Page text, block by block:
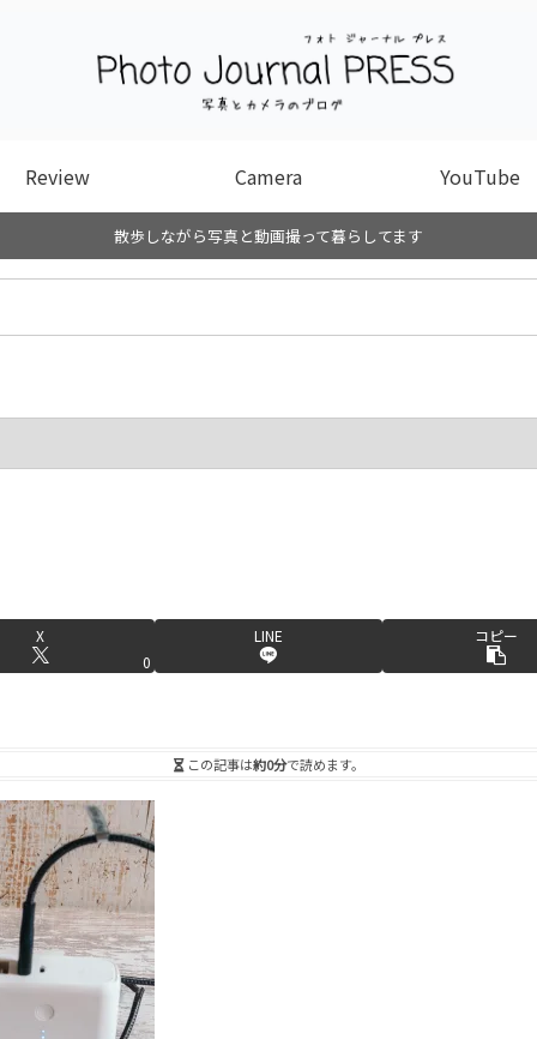
Review Camera YouTube
散歩しながら写真と動画撮って暮らしてます
X
0
LINE コピー
この記事は約0分で読めます。